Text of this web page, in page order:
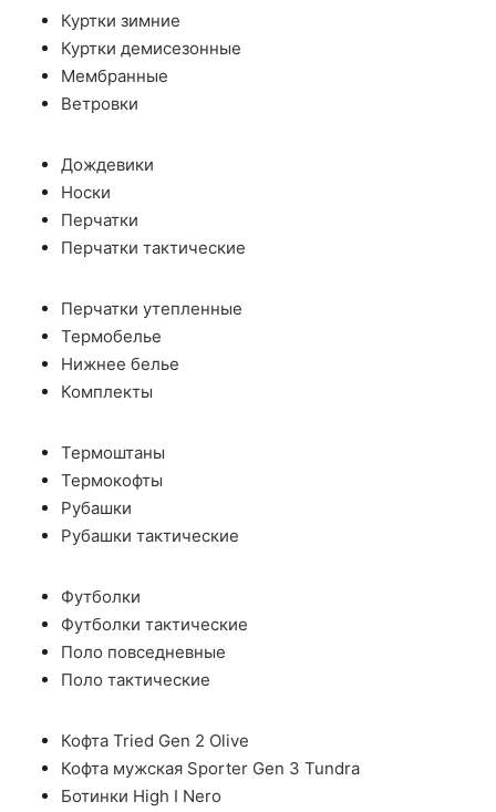
Куртки зимние
Куртки демисезонные
Мембранные
Ветровки
Дождевики
Носки
Перчатки
Перчатки тактические
Перчатки утепленные
Термобелье
Нижнее белье
Комплекты
Термоштаны
Термокофты
Рубашки
Рубашки тактические
Футболки
Футболки тактические
Поло повседневные
Поло тактические
Кофта Tried Gen 2 Olive
Кофта мужская Sporter Gen 3 Tundra
Ботинки High I Nero